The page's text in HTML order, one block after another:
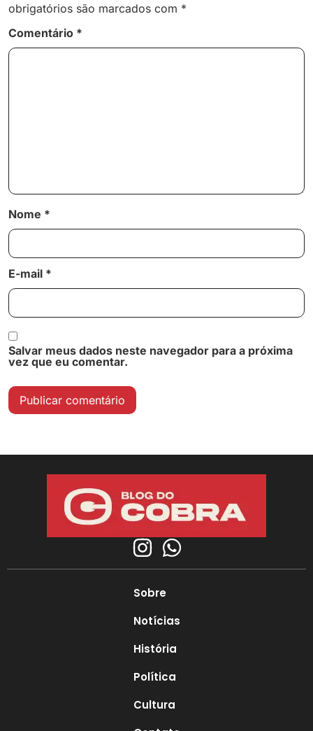
obrigatórios são marcados com *
Comentário *
Nome *
E-mail *
Salvar meus dados neste navegador para a próxima
vez que eu comentar.
Sobre
Notícias
História
Política
Cultura